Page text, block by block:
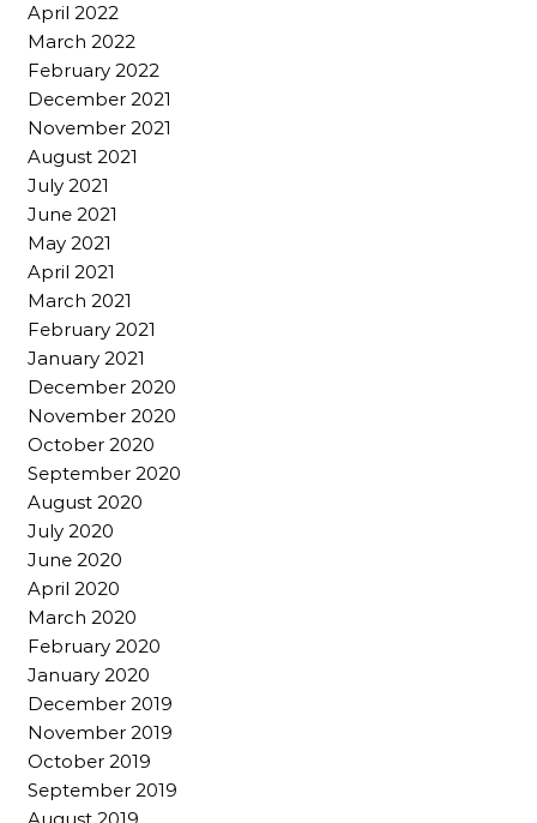
April 2022
March 2022
February 2022
December 2021
November 2021
August 2021
July 2021
June 2021
May 2021
April 2021
March 2021
February 2021
January 2021
December 2020
November 2020
October 2020
September 2020
August 2020
July 2020
June 2020
April 2020
March 2020
February 2020
January 2020
December 2019
November 2019
October 2019
September 2019